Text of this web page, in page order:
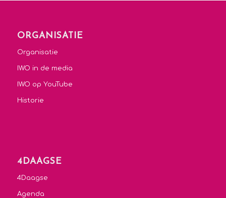
ORGANISATIE
Organisatie
IWO in de media
IWO op YouTube
Historie
4DAAGSE
4Daagse
Agenda